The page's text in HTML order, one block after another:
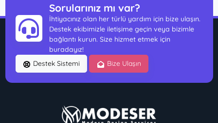
Sorularınız mı var?
İhtiyacınız olan her türlü yardım için bize ulaşın.
Destek ekibimizle iletişime geçin veya bizimle
bağlantı kurun. Size hizmet etmek için
buradayız!
Destek Sistemi
Bize Ulaşın